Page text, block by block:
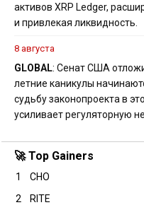
активов XRP Ledger,
и привлекая ликвидность.
8 августа
GLOBAL: Сенат США
летние каникулы
судьбу законопроекта в
усиливает регуляторную
🚀 Top Gainers
1 CHO
2
RITE